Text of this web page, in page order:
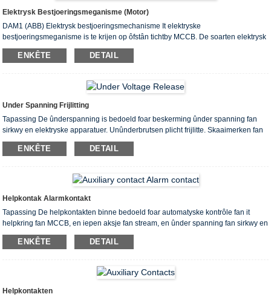
Elektrysk Bestjoeringsmeganisme (motor)
DAM1 (ABB) Elektrysk bestjoeringsmechanisme It elektryske
bestjoeringsmeganisme is te krijen op ôfstân tichtby MCCB. De soarten elektrysk
bestjoeringsmeganisme wurde werjûn yn tabel 2 Soarten elektrysk
bestjoeringsmeganisme: Tabel 2 Nominale stream fan framegrutte Inm Soarten
CD2-100 - - 160A - CD2-160 - - 250A CD1-250 CD2-250 - CD-250 400A CD1-
ENKÊTE DETAIL
Under Spanning Frijlitting
Tapassing De ûnderspanning is bedoeld foar beskerming ûnder spanning fan
sirkwy en elektryske apparatuer. Unûnderbrutsen plicht frijlitte. Skaaimerken fan
frijspanning ûnder spanning: Ue (V) Nominale wurkspanning AC380 AC220
DC110 DC220 Operaasjespanning (0,35-0,7)) x Ue Soarge foar
Stroomferlies 10VA 4W Bedrading Diagram fan ûnder spanning lit ús frij-
Kontrolearje macht P1, P2- Terminal nûmer ...
ENKÊTE DETAIL
Helpkontak Alarmkontakt
Tapassing De helpkontakten binne bedoeld foar automatyske kontrôle fan it
helpkring fan MCCB, en iepen aksje fan stream, en ûnder spanning fan sirkwy en
apparatuer. Help- en alarmkontakten Grutte 1N / O en 1N / C + 1alarmkontakt 2N
/ O en2N / C + 1alarmkontakt Bedradingsdiagram Fan help- en alarmkontakten
Us1 is helpkrêft Us2 is alarm macht Iepen posysje Utlis ...
ENKÊTE DETAIL
Helpkontakten